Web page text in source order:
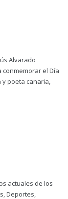
Alvarado
el Día
y poeta canaria,
actuales de los
Deportes,